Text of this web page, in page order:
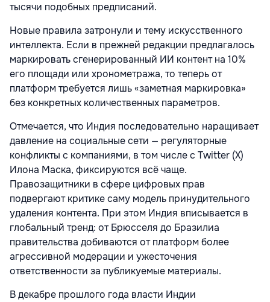
тысячи подобных предписаний.
Новые правила затронули и тему искусственного
интеллекта. Если в прежней редакции предлагалось
маркировать сгенерированный ИИ контент на 10%
его площади или хронометража, то теперь от
платформ требуется лишь «заметная маркировка»
без конкретных количественных параметров.
Отмечается, что Индия последовательно наращивает
давление на социальные сети — регуляторные
конфликты с компаниями, в том числе с Twitter (X)
Илона Маска, фиксируются всё чаще.
Правозащитники в сфере цифровых прав
подвергают критике саму модель принудительного
удаления контента. При этом Индия вписывается в
глобальный тренд: от Брюсселя до Бразилиа
правительства добиваются от платформ более
агрессивной модерации и ужесточения
ответственности за публикуемые материалы.
В декабре прошлого года власти Индии